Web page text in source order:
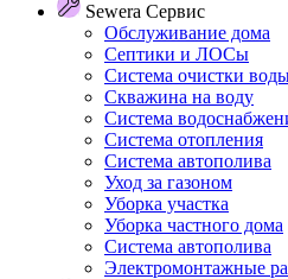
Sewera Сервис
Обслуживание дома
Септики и ЛОСы
Система очистки
Скважина на воду
Система
Система отопления
Система автополива
Уход за газоном
Уборка участка
Уборка частного дома
Система автополива
Электромонтажные